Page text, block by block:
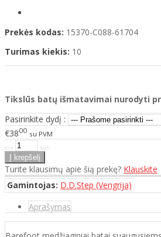
Prekės kodas: 15370-C088-61704
Turimas kiekis: 10
Tikslūs batų išmatavimai nurodyti
Pasirinkite dydį :
€3800 su PVM
Turite klausimų apie šią prekę? Klauskite
Gamintojas: D.D.Step (Vengrija)
Aprašymas